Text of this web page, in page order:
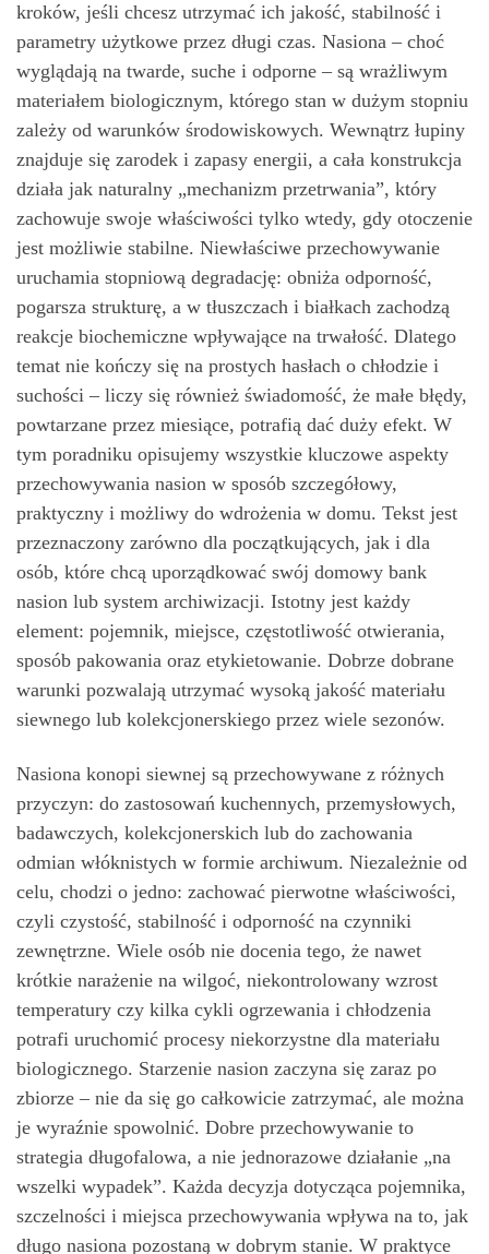
kroków, jeśli chcesz utrzymać ich jakość, stabilność i
parametry użytkowe przez długi czas. Nasiona – choć
wyglądają na twarde, suche i odporne – są wrażliwym
materiałem biologicznym, którego stan w dużym stopniu
zależy od warunków środowiskowych. Wewnątrz łupiny
znajduje się zarodek i zapasy energii, a cała konstrukcja
działa jak naturalny „mechanizm przetrwania”, który
zachowuje swoje właściwości tylko wtedy, gdy otoczenie
jest możliwie stabilne. Niewłaściwe przechowywanie
uruchamia stopniową degradację: obniża odporność,
pogarsza strukturę, a w tłuszczach i białkach zachodzą
reakcje biochemiczne wpływające na trwałość. Dlatego
temat nie kończy się na prostych hasłach o chłodzie i
suchości – liczy się również świadomość, że małe błędy,
powtarzane przez miesiące, potrafią dać duży efekt. W
tym poradniku opisujemy wszystkie kluczowe aspekty
przechowywania nasion w sposób szczegółowy,
praktyczny i możliwy do wdrożenia w domu. Tekst jest
przeznaczony zarówno dla początkujących, jak i dla
osób, które chcą uporządkować swój domowy bank
nasion lub system archiwizacji. Istotny jest każdy
element: pojemnik, miejsce, częstotliwość otwierania,
sposób pakowania oraz etykietowanie. Dobrze dobrane
warunki pozwalają utrzymać wysoką jakość materiału
siewnego lub kolekcjonerskiego przez wiele sezonów.
Nasiona konopi siewnej są przechowywane z różnych
przyczyn: do zastosowań kuchennych, przemysłowych,
badawczych, kolekcjonerskich lub do zachowania
odmian włóknistych w formie archiwum. Niezależnie od
celu, chodzi o jedno: zachować pierwotne właściwości,
czyli czystość, stabilność i odporność na czynniki
zewnętrzne. Wiele osób nie docenia tego, że nawet
krótkie narażenie na wilgoć, niekontrolowany wzrost
temperatury czy kilka cykli ogrzewania i chłodzenia
potrafi uruchomić procesy niekorzystne dla materiału
biologicznego. Starzenie nasion zaczyna się zaraz po
zbiorze – nie da się go całkowicie zatrzymać, ale można
je wyraźnie spowolnić. Dobre przechowywanie to
strategia długofalowa, a nie jednorazowe działanie „na
wszelki wypadek”. Każda decyzja dotycząca pojemnika,
szczelności i miejsca przechowywania wpływa na to, jak
długo nasiona pozostaną w dobrym stanie. W praktyce